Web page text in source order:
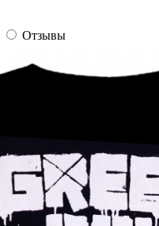
Отзывы